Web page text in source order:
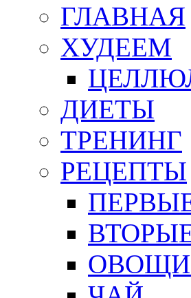
ГЛАВНАЯ
ХУДЕЕМ
ДИЕТЫ
ТРЕНИНГ
РЕЦЕПТЫ